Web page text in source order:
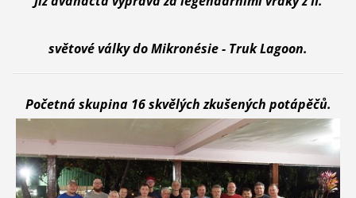
světové války do Mikronésie - Truk Lagoon.
Početná skupina 16 skvělých zkušených potápěčů.